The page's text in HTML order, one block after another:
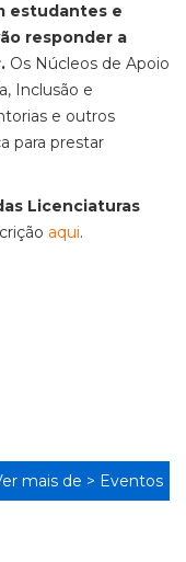
estudantes e
responder a
Os Núcleos de Apoio
Inclusão e
e outros
para prestar
Licenciaturas
aqui.
mais de > Eventos